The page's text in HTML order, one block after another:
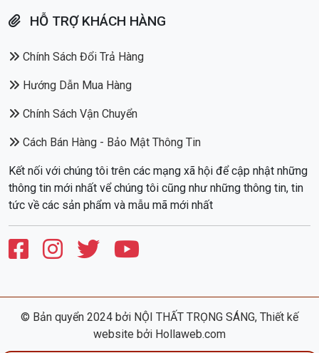
HỖ TRỢ KHÁCH HÀNG
Chính Sách Đổi Trả Hàng
Hướng Dẫn Mua Hàng
Chính Sách Vận Chuyển
Cách Bán Hàng - Bảo Mật Thông Tin
Kết nối với chúng tôi trên các mạng xã hội để cập nhật những
thông tin mới nhất vể chúng tôi cũng như những thông tin, tin
tức về các sản phẩm và mẫu mã mới nhất
© Bản quyển 2024 bởi NỘI THẤT TRỌNG SÁNG, Thiết kế
website bởi Hollaweb.com